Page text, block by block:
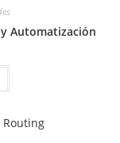
y Automatización